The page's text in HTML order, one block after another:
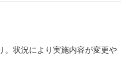
状況により実施内容が変更や